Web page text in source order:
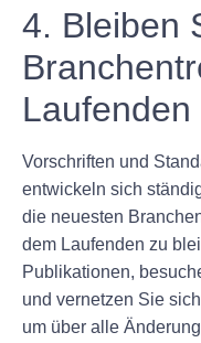
4. Bleiben
Laufenden
Vorschriften und
entwickeln sich
die neuesten
dem Laufenden zu
Publikationen,
und vernetzen Sie
um über alle